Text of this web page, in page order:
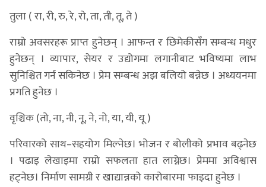
तुला ( रा, री, रु, रे, रो, ता, ती, तू, ते )
राम्रो अवसरहरू प्राप्त हुनेछन् । आफन्त र छिमेकीसँग सम्बन्ध मधुर
हुनेछन् । व्यापार, सेयर र उद्योगमा लगानीबाट भविष्यमा लाभ
सुनिश्चित गर्न सकिनेछ । प्रेम सम्बन्ध अझ बलियो बन्नेछ । अध्ययनमा
प्रगति हुनेछ ।
वृश्चिक (तो, ना, नी, नू, ने, नो, या, यी, यू )
परिवारको साथ–सहयोग मिल्नेछ। भोजन र बोलीको प्रभाव बढ्नेछ
। पढाइ लेखाइमा राम्रो सफलता हात लाग्नेछ। प्रेममा अविश्वास
हट्नेछ। निर्माण सामग्री र खाद्यान्नको कारोबारमा फाइदा हुनेछ ।